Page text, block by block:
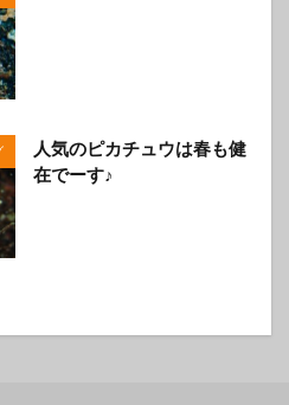
人気のピカチュウは春も健
在でーす♪